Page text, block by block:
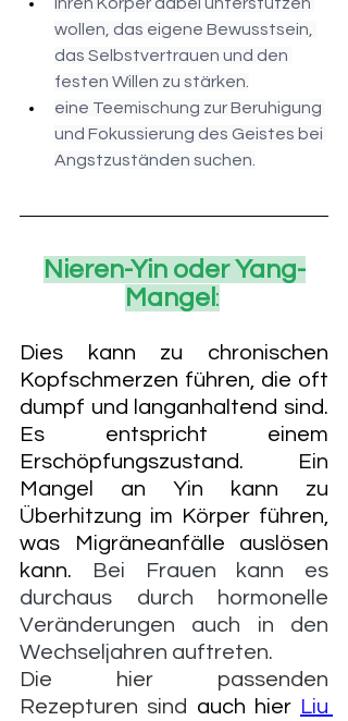
wollen, das eigene Bewusstsein,
das Selbstvertrauen und den
festen Willen zu stärken.
eine Teemischung zur Beruhigung
und Fokussierung des Geistes bei
Angstzuständen suchen.
Nieren-Yin oder Yang-
Mangel :
Dies kann zu chronischen
Kopfschmerzen führen, die oft
dumpf und langanhaltend sind.
Es entspricht einem
Erschöpfungszustand.
Ein
Mangel an Yin kann zu
Überhitzung im Körper führen,
was Migräneanfälle auslösen
kann.
Bei Frauen kann es
durchaus durch hormonelle
Veränderungen auch in den
Wechseljahren auftreten.
Die hier passenden
Rezepturen sind auch hier Liu